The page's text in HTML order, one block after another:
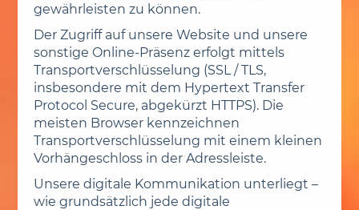
gewährleisten zu können.
Der Zugriff auf unsere Website und unsere
sonstige Online-Präsenz erfolgt mittels
Transportverschlüsselung (SSL / TLS,
insbesondere mit dem Hypertext Transfer
Protocol Secure, abgekürzt HTTPS). Die
meisten Browser kennzeichnen
Transportverschlüsselung mit einem kleinen
Vorhängeschloss in der Adressleiste.
Unsere digitale Kommunikation unterliegt –
wie grundsätzlich jede digitale